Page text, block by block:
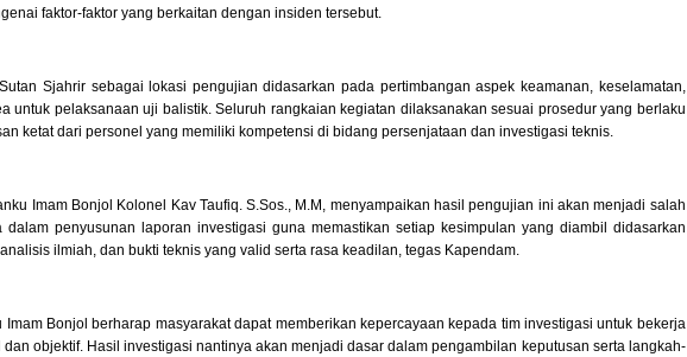
faktor-faktor yang berkaitan dengan insiden tersebut.
Sjahrir sebagai lokasi pengujian didasarkan pada pertimbangan aspek keamanan, keselamatan,
untuk pelaksanaan uji balistik. Seluruh rangkaian kegiatan dilaksanakan sesuai prosedur yang berlaku
ketat dari personel yang memiliki kompetensi di bidang persenjataan dan investigasi teknis.
Imam Bonjol Kolonel Kav Taufiq. S.Sos., M.M, menyampaikan hasil pengujian ini akan menjadi salah
dalam penyusunan laporan investigasi guna memastikan setiap kesimpulan yang diambil didasarkan
ilmiah, dan bukti teknis yang valid serta rasa keadilan, tegas Kapendam.
Imam Bonjol berharap masyarakat dapat memberikan kepercayaan kepada tim investigasi untuk bekerja
objektif. Hasil investigasi nantinya akan menjadi dasar dalam pengambilan keputusan serta langkah-